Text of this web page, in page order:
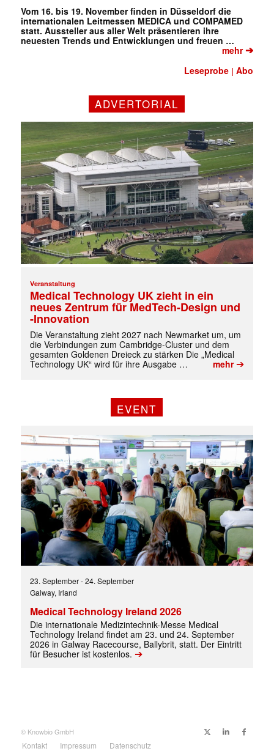
✕
Vom 16. bis 19. November finden in Düsseldorf die
internationalen Leitmessen MEDICA und COMPAMED
statt. Aussteller aus aller Welt präsentieren ihre
neuesten Trends und Entwicklungen und freuen …
mehr➔
Leseprobe |Abo
ADVERTORIAL
Veranstaltung
Medical Technology UK zieht in ein
neues Zentrum für MedTech-Design und
-Innovation
Die Veranstaltung zieht 2027 nach Newmarket um, um
die Verbindungen zum Cambridge-Cluster und dem
gesamten Goldenen Dreieck zu stärken Die „Medical
Technology UK“ wird für ihre Ausgabe …
mehr➔
EVENT
23. September-24. September
Galway, Irland
Medical Technology Ireland 2026
Die internationale Medizintechnik-Messe Medical
Technology Ireland findet am 23. und 24. September
2026 in Galway Racecourse, Ballybrit, statt. Der Eintritt
für Besucher ist kostenlos. ➔
© Knowbio GmbH
Kontakt Impressum Datenschutz